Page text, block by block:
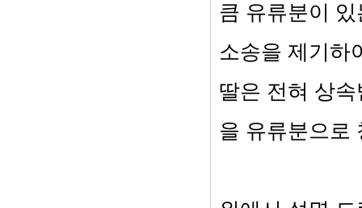
큼 유류분이
소송을 제기하
딸은 전혀 상
을 유류분으로